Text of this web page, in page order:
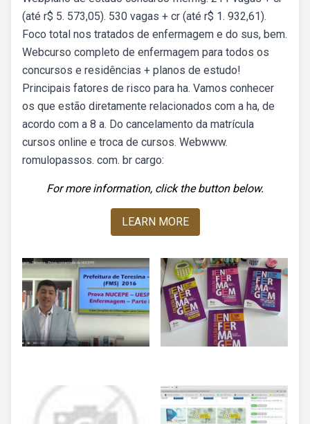
(até r$ 5. 573,05). 530 vagas + cr (até r$ 1. 932,61).
Foco total nos tratados de enfermagem e do sus, bem.
Webcurso completo de enfermagem para todos os
concursos e residências + planos de estudo!
Principais fatores de risco para ha. Vamos conhecer
os que estão diretamente relacionados com a ha, de
acordo com a 8 a. Do cancelamento da matrícula
cursos online e troca de cursos. Webwww.
romulopassos. com. br cargo:
For more information, click the button below.
LEARN MORE